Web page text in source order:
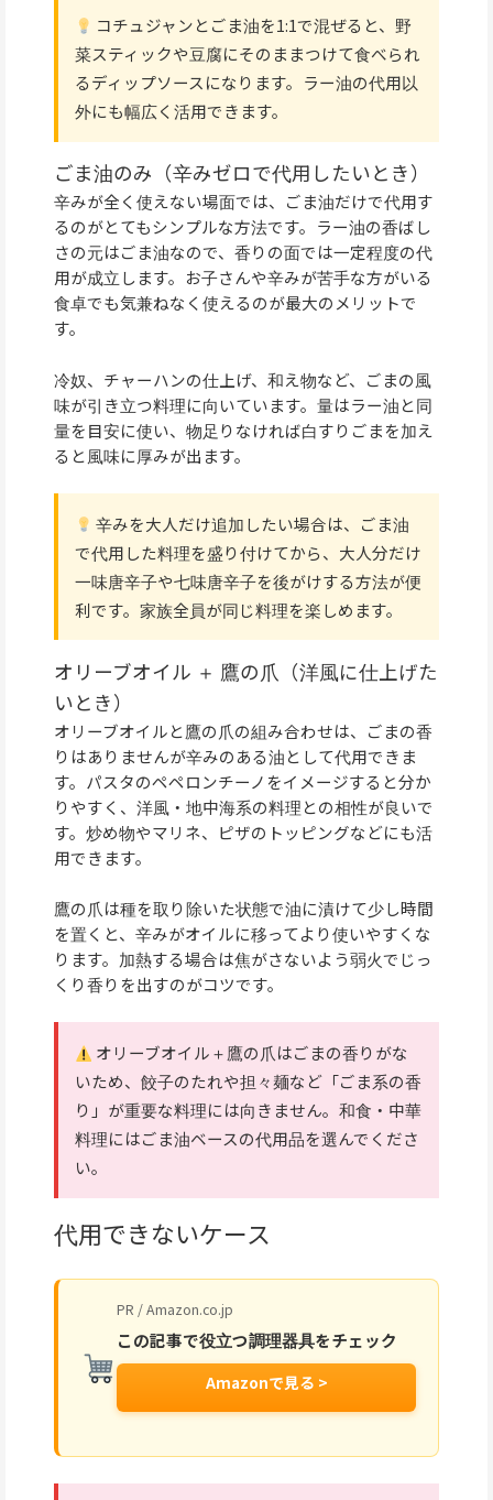
コチュジャンとごま油を1:1で混ぜると、野
菜スティックや豆腐にそのままつけて食べられ
るディップソースになります。ラー油の代用以
外にも幅広く活用できます。
ごま油のみ（辛みゼロで代用したいとき）
辛みが全く使えない場面では、ごま油だけで代用す
るのがとてもシンプルな方法です。ラー油の香ばし
さの元はごま油なので、香りの面では一定程度の代
用が成立します。お子さんや辛みが苦手な方がいる
食卓でも気兼ねなく使えるのが最大のメリットで
す。
冷奴、チャーハンの仕上げ、和え物など、ごまの風
味が引き立つ料理に向いています。量はラー油と同
量を目安に使い、物足りなければ白すりごまを加え
ると風味に厚みが出ます。
辛みを大人だけ追加したい場合は、ごま油
で代用した料理を盛り付けてから、大人分だけ
一味唐辛子や七味唐辛子を後がけする方法が便
利です。家族全員が同じ料理を楽しめます。
オリーブオイル ＋ 鷹の爪（洋風に仕上げた
いとき）
オリーブオイルと鷹の爪の組み合わせは、ごまの香
りはありませんが辛みのある油として代用できま
す。パスタのペペロンチーノをイメージすると分か
りやすく、洋風・地中海系の料理との相性が良いで
す。炒め物やマリネ、ピザのトッピングなどにも活
用できます。
鷹の爪は種を取り除いた状態で油に漬けて少し時間
を置くと、辛みがオイルに移ってより使いやすくな
ります。加熱する場合は焦がさないよう弱火でじっ
くり香りを出すのがコツです。
オリーブオイル＋鷹の爪はごまの香りがな
いため、餃子のたれや担々麺など「ごま系の香
り」が重要な料理には向きません。和食・中華
料理にはごま油ベースの代用品を選んでくださ
い。
代用できないケース
PR / Amazon.co.jp
この記事で役立つ調理器具をチェック
Amazonで見る >